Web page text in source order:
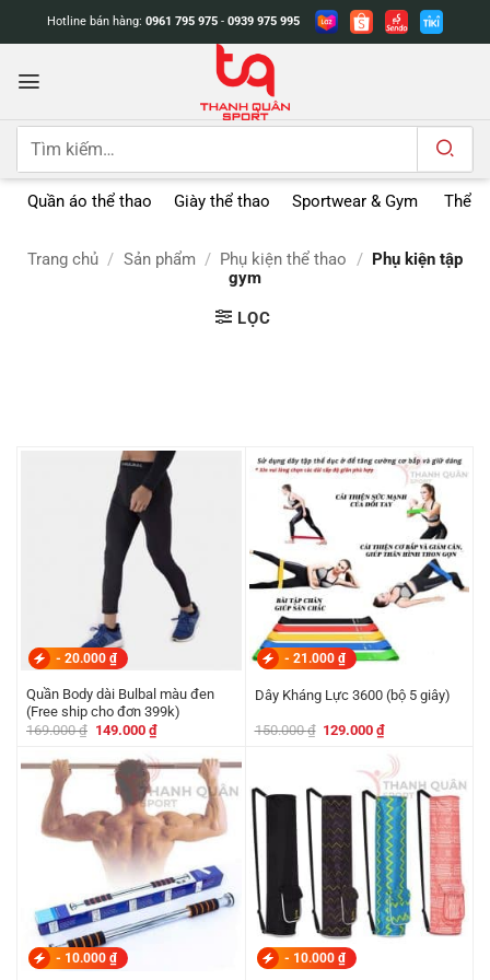
dung
Hotline bán hàng: 0961 795 975 - 0939 975 995
Tìm
Quần áo thể thao Giày thể thao Sportwear & Gym Thể
Trang chủ / Sản phẩm / Phụ kiện thể thao /
Phụ kiện tập
gym
LỌC
- 20.000 ₫
Quần Body dài Bulbal màu đen
(Free ship cho đơn 399k)
169.000₫ Giá
169.000 ₫.
149.000 ₫Giá
hiện
là:
149.000 ₫.
- 21.000 ₫
Dây Kháng Lực 3600 (bộ 5 giây)
150.000₫ Giá
150.000 ₫.
129.000₫Giá
tại
là:
129.000 ₫.
- 10.000 ₫ - 10.000 ₫